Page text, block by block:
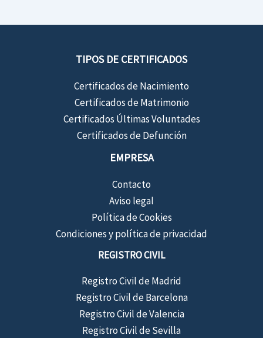
TIPOS DE CERTIFICADOS
Certificados de Nacimiento
Certificados de Matrimonio
Certificados Últimas Voluntades
Certificados de Defunción
EMPRESA
Contacto
Aviso legal
Política de Cookies
Condiciones y política de privacidad
REGISTRO CIVIL
Registro Civil de Madrid
Registro Civil de Barcelona
Registro Civil de Valencia
Registro Civil de Sevilla